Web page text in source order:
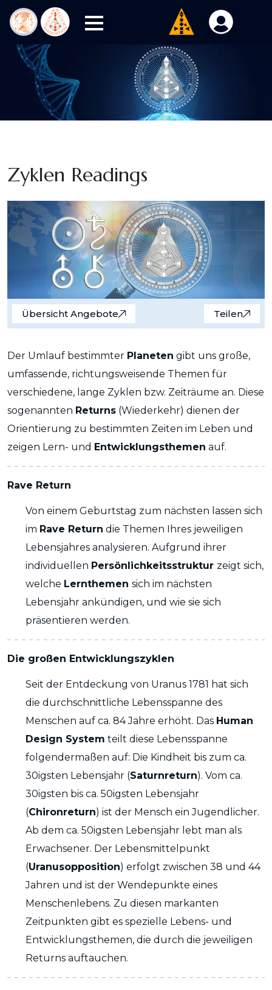
Zyklen Readings
Übersicht Angebote Teilen
Der Umlauf bestimmter Planeten gibt uns große,
umfassende, richtungsweisende Themen für
verschiedene, lange Zyklen bzw. Zeiträume an. Diese
sogenannten Returns (Wiederkehr) dienen der
Orientierung zu bestimmten Zeiten im Leben und
zeigen Lern- und Entwicklungsthemen auf.
Rave Return
Von einem Geburtstag zum nächsten lassen sich
im Rave Return die Themen Ihres jeweiligen
Lebensjahres analysieren. Aufgrund ihrer
individuellen Persönlichkeitsstruktur zeigt sich,
welche Lernthemen sich im nächsten
Lebensjahr ankündigen, und wie sie sich
präsentieren werden.
Die großen Entwicklungszyklen
Seit der Entdeckung von Uranus 1781 hat sich
die durchschnittliche Lebensspanne des
Menschen auf ca. 84 Jahre erhöht. Das Human
Design System teilt diese Lebensspanne
folgendermaßen auf: Die Kindheit bis zum ca.
30igsten Lebensjahr (Saturnreturn). Vom ca.
30igsten bis ca. 50igsten Lebensjahr
(Chironreturn) ist der Mensch ein Jugendlicher.
Ab dem ca. 50igsten Lebensjahr lebt man als
Erwachsener. Der Lebensmittelpunkt
(Uranusopposition) erfolgt zwischen 38 und 44
Jahren und ist der Wendepunkte eines
Menschenlebens. Zu diesen markanten
Zeitpunkten gibt es spezielle Lebens- und
Entwicklungsthemen, die durch die jeweiligen
Returns auftauchen.